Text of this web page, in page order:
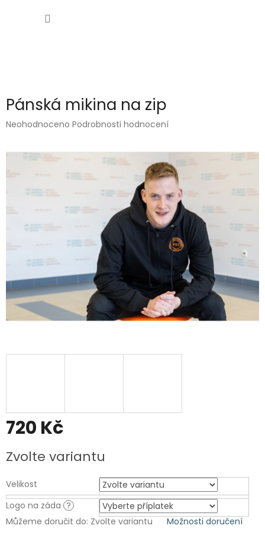
Pánská mikina na zip
Průměrné
z
Neohodnoceno Podrobnosti hodnocení
720 Kč
cena:
Zvolte variantu
Velikost
Logo na záda ?
Můžeme doručit do: Zvolte variantu Možnosti doručení